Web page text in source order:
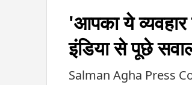
'आपका ये
इंडिया से पूछे
Salman Agha Press